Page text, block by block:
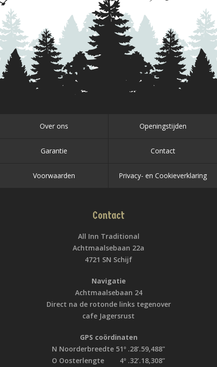
Over ons Openingstijden
Garantie Contact
Voorwaarden Privacy- en Cookieverklaring
Contact
All Inn Traditional
Achtmaalsebaan 22a
4721 SN Schijf
Navigatie
Achtmaalsebaan 24
Direct na de rotonde links tegenover
cafe Jagersrust
GPS coördinaten
N Noorderbreedte 51º .28’.59,488"
O Oosterlengte 4º .32’.18,308”